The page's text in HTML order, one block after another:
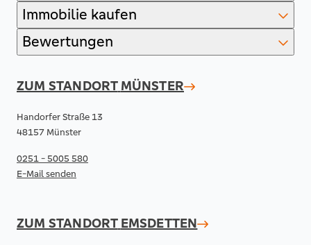
Immobilie kaufen
Bewertungen
ZUM STANDORT MÜNSTER
Handorfer Straße 13
48157 Münster
0251 - 5005 580
E-Mail senden
ZUM STANDORT EMSDETTEN